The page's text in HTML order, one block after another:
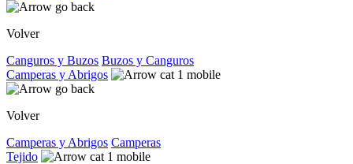
Volver
Canguros y Buzos Buzos y Canguros
Camperas y Abrigos
Volver
Camperas y Abrigos Camperas
Tejido